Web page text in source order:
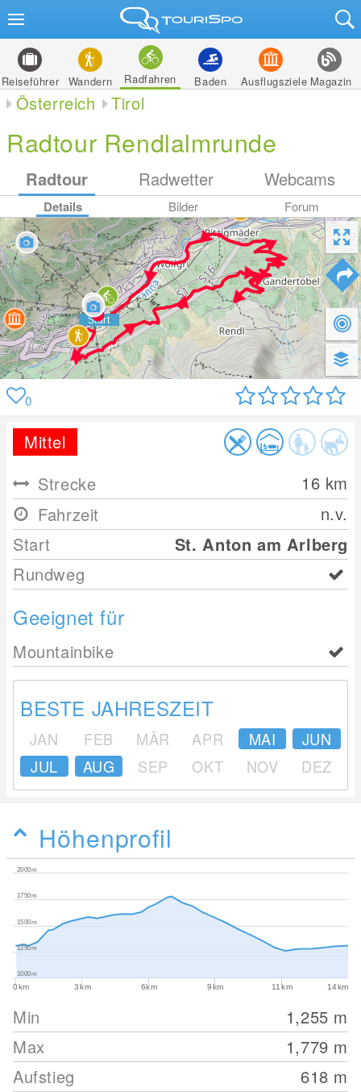
Reiseführer Wandern Radfahren Baden Ausflugsziele Magazin
Österreich Tirol
Radtour Rendlalmrunde
Radtour Radwetter Webcams
Details Bilder Forum
0
Mittel
Strecke
16 km
Fahrzeit
n.v.
Start
St. Anton am Arlberg
Rundweg
Geeignet für
Mountainbike
BESTE JAHRESZEIT
JAN FEB MÄR APR MAI
JUN
JUL
AUG SEP OKT NOV DEZ
Höhenprofil
0km 3km 6km 9km 11km 14km
1000m
1250m
1500m
1750m
2000m
Min 1,255 m
Max
1,779 m
Aufstieg
618 m